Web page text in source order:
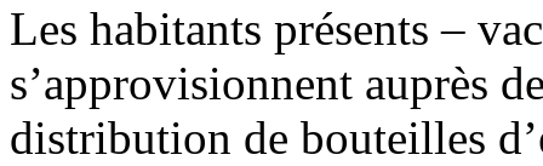
Les habitants présents –
s’approvisionnent auprès
distribution de bouteilles